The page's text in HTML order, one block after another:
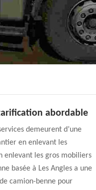
abordable
demeurent d’une
en enlevant les
enlevant les gros mobiliers
basée à Les Angles a une
camion-benne pour